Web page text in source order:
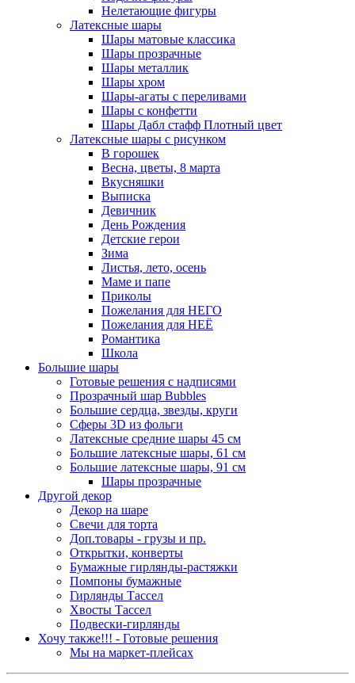
Нелетающие фигуры
Латексные шары
Шары матовые классика
Шары прозрачные
Шары металлик
Шары хром
Шары-агаты с переливами
Шары с конфетти
Шары Дабл стафф Плотный цвет
Латексные шары с рисунком
В горошек
Весна, цветы, 8 марта
Вкусняшки
Выписка
Девичник
День Рождения
Детские герои
Зима
Листья, лето, осень
Маме и папе
Приколы
Пожелания для НЕГО
Пожелания для НЕЁ
Романтика
Школа
Большие шары
Готовые решения с надписями
Прозрачный шар Bubbles
Большие сердца, звезды, круги
Сферы 3D из фольги
Латексные средние шары 45 см
Большие латексные шары, 61 см
Большие латексные шары, 91 см
Шары прозрачные
Другой декор
Декор на шаре
Свечи для торта
Доп.товары - грузы и пр.
Открытки, конверты
Бумажные гирлянды-растяжки
Помпоны бумажные
Гирлянды Тассел
Хвосты Тассел
Подвески-гирлянды
Хочу также!!! - Готовые решения
Мы на маркет-плейсах